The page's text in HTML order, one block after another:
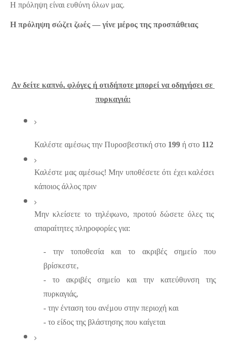
Η πρόληψη είναι ευθύνη όλων μας.
Η πρόληψη σώζει ζωές — γίνε μέρος της προσπάθειας
Αν δείτε καπνό, φλόγες ή οτιδήποτε μπορεί να οδηγήσει σε
πυρκαγιά:
Καλέστε αμέσως την Πυροσβεστική στο 199 ή στο 112
Καλέστε μας αμέσως! Μην υποθέσετε ότι έχει καλέσει
κάποιος άλλος πριν
Μην κλείσετε το τηλέφωνο, προτού δώσετε όλες τις
απαραίτητες πληροφορίες για:
- την τοποθεσία και το ακριβές σημείο που
βρίσκεστε,
- το ακριβές σημείο και την κατεύθυνση της
πυρκαγιάς,
- την ένταση του ανέμου στην περιοχή και
- το είδος της βλάστησης που καίγεται